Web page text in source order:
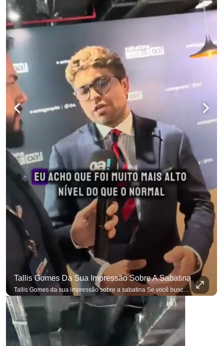
Tallis Gomes Da Sua Impressão Sobre A Sabatina
Tallis Gomes da sua impressão sobre a sabatina Se você busca informação com credibilidade, inscreva-se agora e ative o